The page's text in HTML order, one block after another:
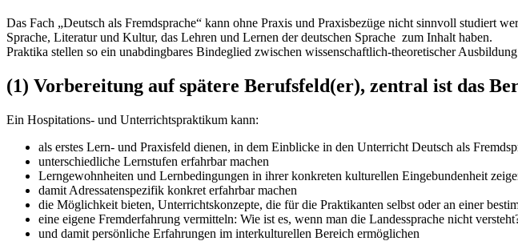
Das Fach „Deutsch als Fremdsprache“ kann ohne Praxis und Praxisbezüge nicht sinnvoll studiert
Sprache, Literatur und Kultur, das Lehren und Lernen der deutschen Sprache zum Inhalt haben.
Praktika stellen so ein unabdingbares Bindeglied zwischen wissenschaftlich-theoretischer
(1) Vorbereitung auf spätere Berufsfeld(er), zentral ist das
Ein Hospitations- und Unterrichtspraktikum kann:
als erstes Lern- und Praxisfeld dienen, in dem Einblicke in den Unterricht Deutsch als
unterschiedliche Lernstufen erfahrbar machen
Lerngewohnheiten und Lernbedingungen in ihrer konkreten kulturellen Eingebundenheit
damit Adressatenspezifik konkret erfahrbar machen
die Möglichkeit bieten, Unterrichtskonzepte, die für die Praktikanten selbst oder an einer
eine eigene Fremderfahrung vermitteln: Wie ist es, wenn man die Landessprache nicht
und damit persönliche Erfahrungen im interkulturellen Bereich ermöglichen